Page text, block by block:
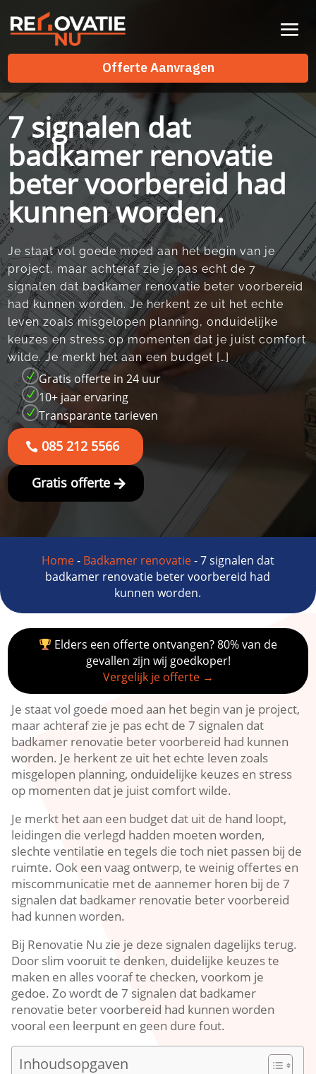
Offerte Aanvragen
Offerte Aanvragen
7 signalen dat
badkamer renovatie
beter voorbereid had
kunnen worden.
Je staat vol goede moed aan het begin van je
project, maar achteraf zie je pas echt de 7
signalen dat badkamer renovatie beter voorbereid
had kunnen worden.​ Je herkent ze uit het echte
leven zoals misgelopen planning, onduidelijke
keuzes en stress op momenten dat je juist comfort
wilde.​ Je merkt het aan een budget […]
N Gratis offerte in 24 uur
N 10+ jaar ervaring
N Transparante tarieven
085 212 5566
Gratis offerte
Home- Badkamer renovatie-7 signalen dat
badkamer renovatie beter voorbereid had
kunnen worden.
Elders een offerte ontvangen? 80% van de
gevallen zijn wij goedkoper!
Vergelijk je offerte →
Je staat vol goede moed aan het begin van je project,
maar achteraf zie je pas echt de 7 signalen dat
badkamer renovatie beter voorbereid had kunnen
worden.​ Je herkent ze uit het echte leven zoals
misgelopen planning, onduidelijke keuzes en stress
op momenten dat je juist comfort wilde.​
Je merkt het aan een budget dat uit de hand loopt,
leidingen die verlegd hadden moeten worden,
slechte ventilatie en tegels die toch niet passen bij de
ruimte.​ Ook een vaag ontwerp, te weinig offertes en
miscommunicatie met de aannemer horen bij de 7
signalen dat badkamer renovatie beter voorbereid
had kunnen worden.​
Bij Renovatie Nu zie je deze signalen dagelijks terug.​
Door slim vooruit te denken, duidelijke keuzes te
maken en alles vooraf te checken, voorkom je
gedoe.​ Zo wordt de 7 signalen dat badkamer
renovatie beter voorbereid had kunnen worden
vooral een leerpunt en geen dure fout.​
Inhoudsopgaven